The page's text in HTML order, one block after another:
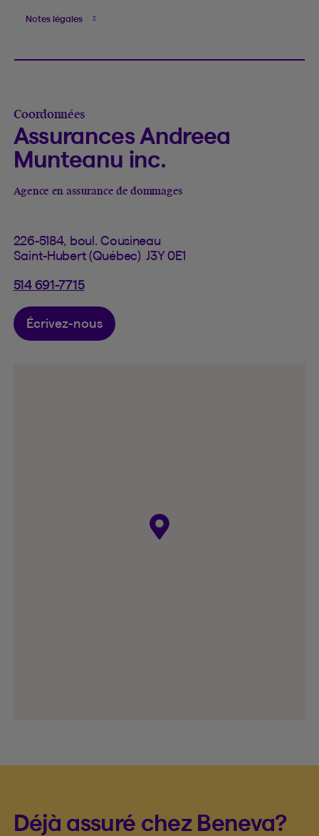
Notes légales
Coordonnées
Assurances Andreea
Munteanu inc.
Agence en assurance de dommages
226-5184, boul. Cousineau
Saint-Hubert (Québec) J3Y 0E1
514 691-7715
Écrivez-nous
Déjà assuré chez Beneva?